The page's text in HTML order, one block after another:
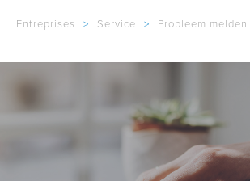
Entreprises > Service > Probleem melden